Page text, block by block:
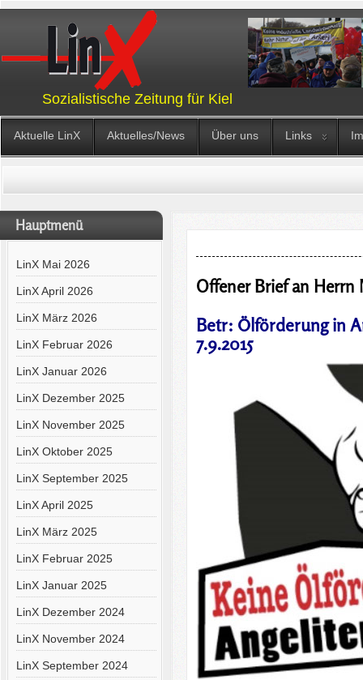
Sozialistische Zeitung für Kiel
Aktuelle LinX Aktuelles/News Über uns Links
Hauptmenü
LinX Mai 2026
LinX April 2026
LinX März 2026
LinX Februar 2026
LinX Januar 2026
LinX Dezember 2025
LinX November 2025
LinX Oktober 2025
LinX September 2025
LinX April 2025
LinX März 2025
LinX Februar 2025
LinX Januar 2025
LinX Dezember 2024
LinX November 2024
LinX September 2024
Offener Brief an
Betr: Ölförderung in
7.9.2015